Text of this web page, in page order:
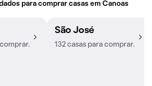
para comprar casas em Canoas
São José
132 casas para comprar.